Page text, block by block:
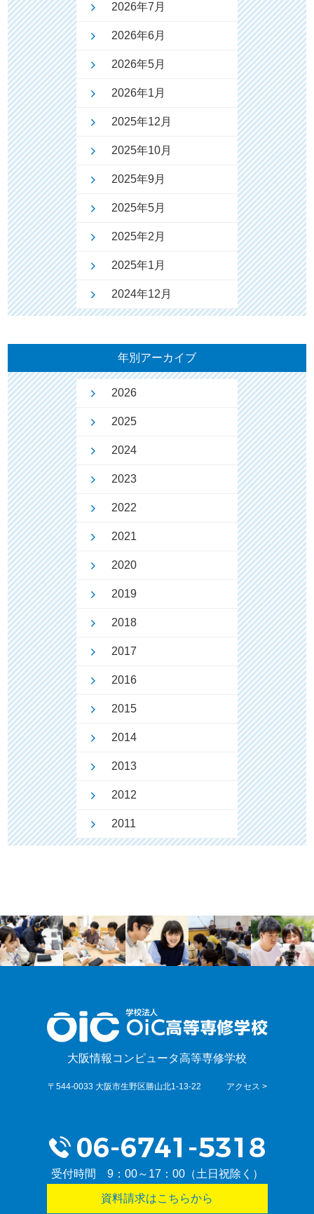
2026年7月
2026年6月
2026年5月
2026年1月
2025年12月
2025年10月
2025年9月
2025年5月
2025年2月
2025年1月
2024年12月
年別アーカイブ
2026
2025
2024
2023
2022
2021
2020
2019
2018
2017
2016
2015
2014
2013
2012
2011
大阪情報コンピュータ高等専修学校
〒544-0033 大阪市生野区勝山北1-13-22 アクセス >
受付時間 9：00～17：00（土日祝除く）
資料請求はこちらから